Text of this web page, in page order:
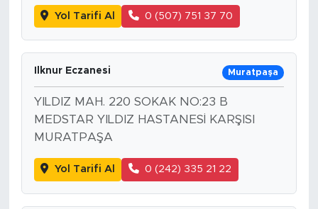
Yol Tarifi Al 0 (507) 751 37 70
Ilknur Eczanesi Muratpaşa
YILDIZ MAH. 220 SOKAK NO:23 B
MEDSTAR YILDIZ HASTANESİ KARŞISI
MURATPAŞA
Yol Tarifi Al 0 (242) 335 21 22